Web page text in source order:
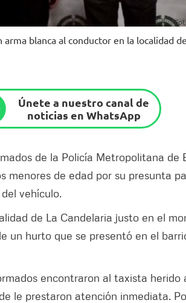
blanca al conductor en la localidad
Únete a nuestro canal de
noticias en WhatsApp
de la Policía Metropolitana de
menores de edad por su presunta
vehículo.
de La Candelaria justo en el
un hurto que se presentó en el
encontraron al taxista herido
le prestaron atención inmediata.